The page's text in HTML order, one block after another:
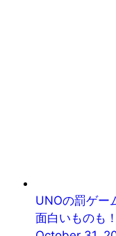
UNOの罰ゲー
面白いものも！